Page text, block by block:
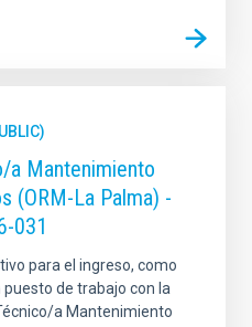
a Mantenimiento
(ORM-La Palma) -
031
para el ingreso, como
de trabajo con la
a Mantenimiento